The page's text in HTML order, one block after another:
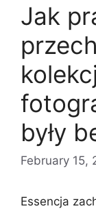
Jak
były
February 15,
Essencja